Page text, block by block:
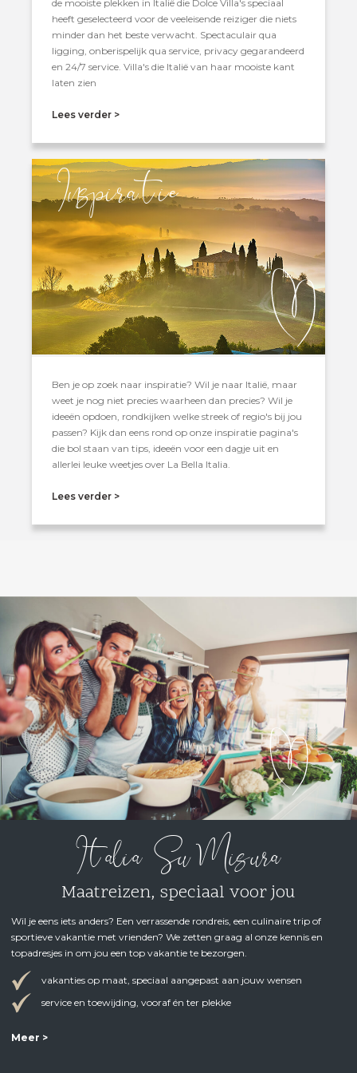
de mooiste plekken in Italië die Dolce Villa's speciaal
heeft geselecteerd voor de veeleisende reiziger die niets
minder dan het beste verwacht. Spectaculair qua
ligging, onberispelijk qua service, privacy gegarandeerd
en 24/7 service. Villa's die Italië van haar mooiste kant
laten zien
Lees verder >
Inspira tie
Ben je op zoek naar inspiratie? Wil je naar Italië, maar
weet je nog niet precies waarheen dan precies? Wil je
ideeën opdoen, rondkijken welke streek of regio's bij jou
passen? Kijk dan eens rond op onze inspiratie pagina's
die bol staan van tips, ideeën voor een dagje uit en
allerlei leuke weetjes over La Bella Italia.
Lees verder >
I talia Su Misura
Maatreizen, speciaal voor jou
Wil je eens iets anders? Een verrassende rondreis, een culinaire trip of
sportieve vakantie met vrienden? We zetten graag al onze kennis en
topadresjes in om jou een top vakantie te bezorgen.
vakanties op maat, speciaal aangepast aan jouw wensen
service en toewijding, vooraf én ter plekke
Meer >